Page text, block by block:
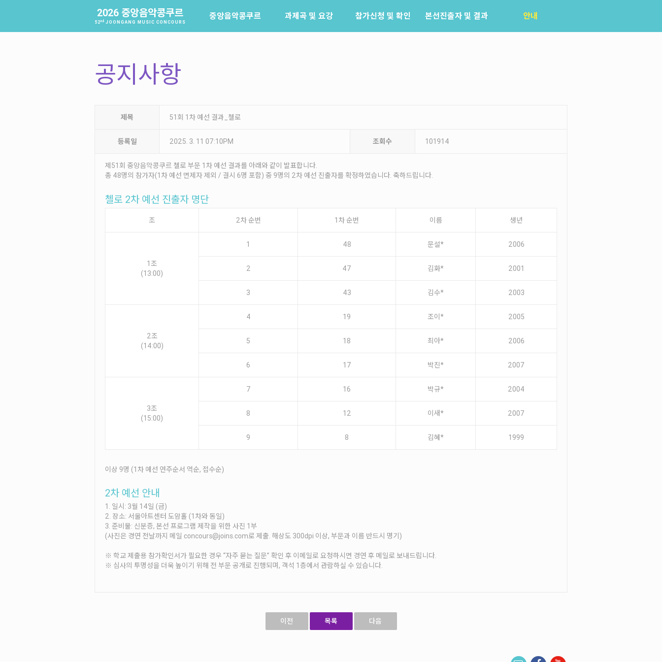
2026 중앙음악콩쿠르
52nd JOONGANG MUSIC CONCOURS
중앙음악콩쿠르 과제곡 및 요강 참가신청 및 확인 본선진출자 및 결과 안내
공지사항
제목 51회 1차 예선 결과_첼로
등록일 2025. 3. 11 07:10PM 조회수 101914
제51회 중앙음악콩쿠르 첼로 부문 1차 예선 결과를 아래와 같이 발표합니다.
총 48명의 참가자(1차 예선 면제자 제외 / 결시 6명 포함) 중 9명의 2차 예선 진출자를 확정하였습니다. 축하드립니다.
첼로 2차 예선 진출자 명단
조 2차 순번 1차 순번 이름 생년
1조
(13:00)
1 48 문설* 2006
2 47 김화* 2001
3 43 김수* 2003
2조
(14:00)
4 19 조이* 2005
5 18 최아* 2006
6 17 박진* 2007
3조
(15:00)
7 16 박규* 2004
8 12 이새* 2007
9 8 김혜* 1999
이상 9명 (1차 예선 연주순서 역순, 접수순)
2차 예선 안내
1. 일시: 3월 14일 (금)
2. 장소: 서울아트센터 도암홀 (1차와 동일)
3. 준비물: 신분증, 본선 프로그램 제작을 위한 사진 1부
(사진은 경연 전날까지 메일 concours@joins.com로 제출. 해상도 300dpi 이상, 부문과 이름 반드시 명기)
※ 학교 제출용 참가확인서가 필요한 경우 “자주 묻는 질문” 확인 후 이메일로 요청하시면 경연 후 메일로 보내드립니다.
※ 심사의 투명성을 더욱 높이기 위해 전 부문 공개로 진행되며, 객석 1층에서 관람하실 수 있습니다.
이전 목록 다음